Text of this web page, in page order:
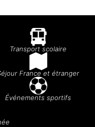
Transport scolaire
France et étranger
Événements sportifs